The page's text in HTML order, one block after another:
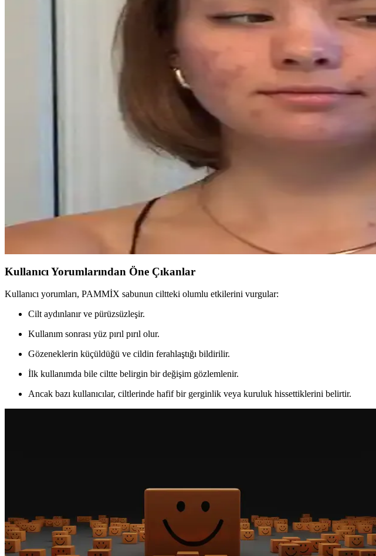
Asya güzellik ürünleri, gözden saça, cilt bakımından doğal yöntemlere kadar yenilikçi ve etkili
PCOS Kaynaklı Çene Tüyleri ve Cilt Sorunları: Tedavi ve Bakım Yöntemleri
Polikistik Over Sendromu (PCOS) nedeniyle çene bölgesinde oluşan kalın tüyler, batık kıllar ve
Gözenek Görünümünü Azaltmak İçin Asya Güzellik Ürünleri ve Bakım
Gözeneklerin görünümünü azaltmak için yağ kontrolü, nazik temizleyiciler ve nemlendirme
Akne Ağrısını Azaltmak İçin Dermatolojik Tedavi ve Etkili Bakım Yöntemleri
Akne ağrısını azaltmak için dermatolojik tedavi, uygun cilt bakımı ve yaşam tarzı değişiklikleri
Asya Güzellik Ürünleriyle Fondöten Altı Hazırlık ve Pürüzsüz Makyaj
Asya güzellik ürünleriyle fondöten altına uygun güneş koruyucu, nemlendirici ve primer seçimi
Akne Tedavisinde 2.5 Ayda Kaydedilen İlerleme ve Bütünsel Yaklaşımlar
Akne tedavisinde yaşam tarzı değişiklikleri, doğru ürün kullanımı ve psikolojik yaklaşımla 2.5 ayda
Kullanıcı Yorumlarından Öne Çıkanlar
Kullanıcı yorumları, PAMMİX sabunun ciltteki olumlu etkilerini vurgular:
Cilt aydınlanır ve pürüzsüzleşir.
Kullanım sonrası yüz pırıl pırıl olur.
Gözeneklerin küçüldüğü ve cildin ferahlaştığı bildirilir.
İlk kullanımda bile ciltte belirgin bir değişim gözlemlenir.
Ancak bazı kullanıcılar, ciltlerinde hafif bir gerginlik veya kuruluk hissettiklerini belirtir.